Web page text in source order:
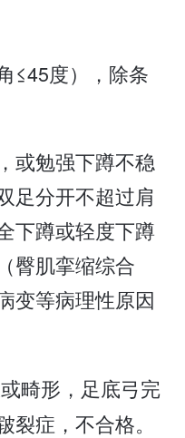
≤45度），除条
或勉强下蹲不稳
足分开不超过肩
下蹲或轻度下蹲
臀肌挛缩综合
变等病理性原因
畸形，足底弓完
症，不合格。